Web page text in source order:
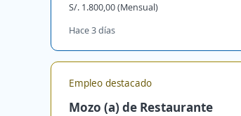
S/. 1.800,00 (Mensual)
Hace 3 días
Empleo destacado
Mozo (a) de Restaurante